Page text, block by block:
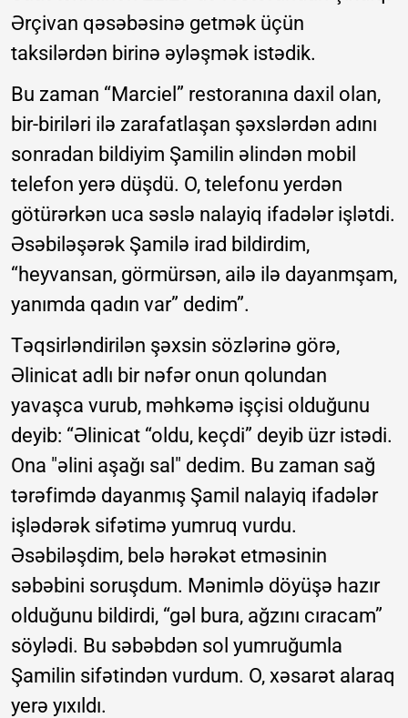
Ərçivan qəsəbəsinə getmək üçün
taksilərdən birinə əyləşmək istədik.
Bu zaman “Marciel” restoranına daxil olan,
bir-biriləri ilə zarafatlaşan şəxslərdən adını
sonradan bildiyim Şamilin əlindən mobil
telefon yerə düşdü. O, telefonu yerdən
götürərkən uca səslə nalayiq ifadələr işlətdi.
Əsəbiləşərək Şamilə irad bildirdim,
“heyvansan, görmürsən, ailə ilə dayanmşam,
yanımda qadın var” dedim”.
Təqsirləndirilən şəxsin sözlərinə görə,
Əlinicat adlı bir nəfər onun qolundan
yavaşca vurub, məhkəmə işçisi olduğunu
deyib: “Əlinicat “oldu, keçdi” deyib üzr istədi.
Ona "əlini aşağı sal" dedim. Bu zaman sağ
tərəfimdə dayanmış Şamil nalayiq ifadələr
işlədərək sifətimə yumruq vurdu.
Əsəbiləşdim, belə hərəkət etməsinin
səbəbini soruşdum. Mənimlə döyüşə hazır
olduğunu bildirdi, “gəl bura, ağzını cıracam”
söylədi. Bu səbəbdən sol yumruğumla
Şamilin sifətindən vurdum. O, xəsarət alaraq
yerə yıxıldı.